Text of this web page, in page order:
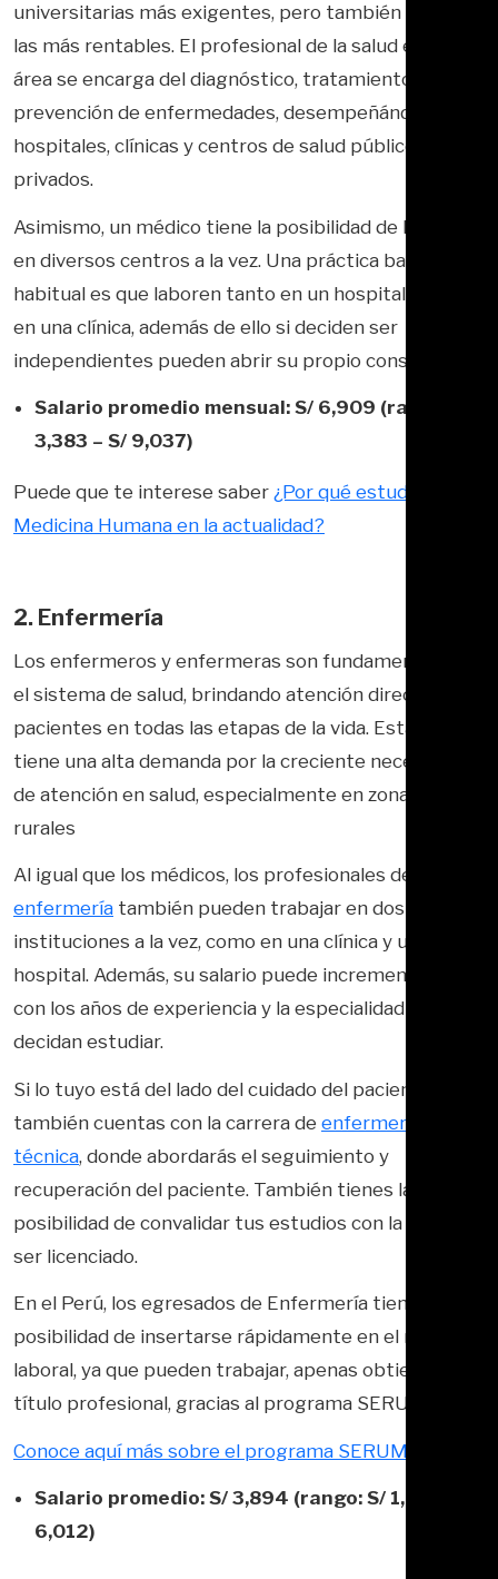
universitarias más exigentes, pero también una de
las más rentables. El profesional de la salud en esta
área se encarga del diagnóstico, tratamiento y
prevención de enfermedades, desempeñándose en
hospitales, clínicas y centros de salud públicos y
privados.
Asimismo, un médico tiene la posibilidad de laborar
en diversos centros a la vez. Una práctica bastante
habitual es que laboren tanto en un hospital como
en una clínica, además de ello si deciden ser
independientes pueden abrir su propio consultorio.
Salario promedio mensual: S/ 6,909 (rango: S/
3,383 – S/ 9,037)
Puede que te interese saber ¿Por qué estudiar
Medicina Humana en la actualidad?
2. Enfermería
Los enfermeros y enfermeras son fundamentales en
el sistema de salud, brindando atención directa a
pacientes en todas las etapas de la vida. Esta carrera
tiene una alta demanda por la creciente necesidad
de atención en salud, especialmente en zonas
rurales
Al igual que los médicos, los profesionales de
enfermería también pueden trabajar en dos
instituciones a la vez, como en una clínica y un
hospital. Además, su salario puede incrementarse
con los años de experiencia y la especialidad que
decidan estudiar.
Si lo tuyo está del lado del cuidado del paciente
también cuentas con la carrera de enfermería
técnica, donde abordarás el seguimiento y
recuperación del paciente. También tienes la
posibilidad de convalidar tus estudios con la UTP y
ser licenciado.
En el Perú, los egresados de Enfermería tienen la
posibilidad de insertarse rápidamente en el mercado
laboral, ya que pueden trabajar, apenas obtienen su
título profesional, gracias al programa SERUM.
Conoce aquí más sobre el programa SERUM.
Salario promedio: S/ 3,894 (rango: S/ 1,680 – S/
6,012)